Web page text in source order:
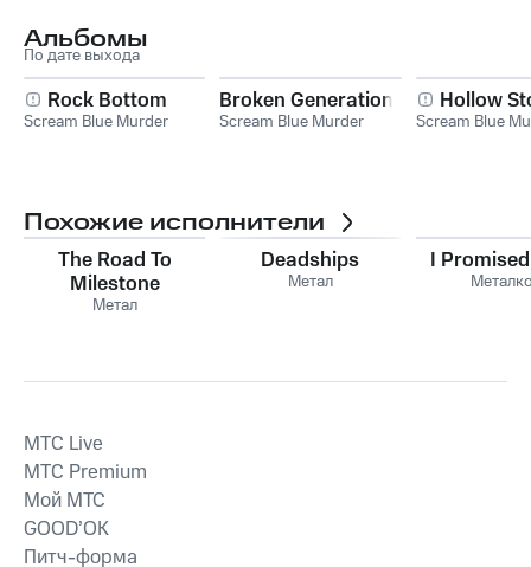
Альбомы
По дате выхода
Rock Bottom
Scream Blue Murder
Broken Generation
Scream Blue Murder
Hollow
Scream Blue
Похожие исполнители
The Road To
Milestone
Метал
Deadships
Метал
I
MTС Live
MTС Premium
Мой МТС
GOOD’OK
Питч-форма